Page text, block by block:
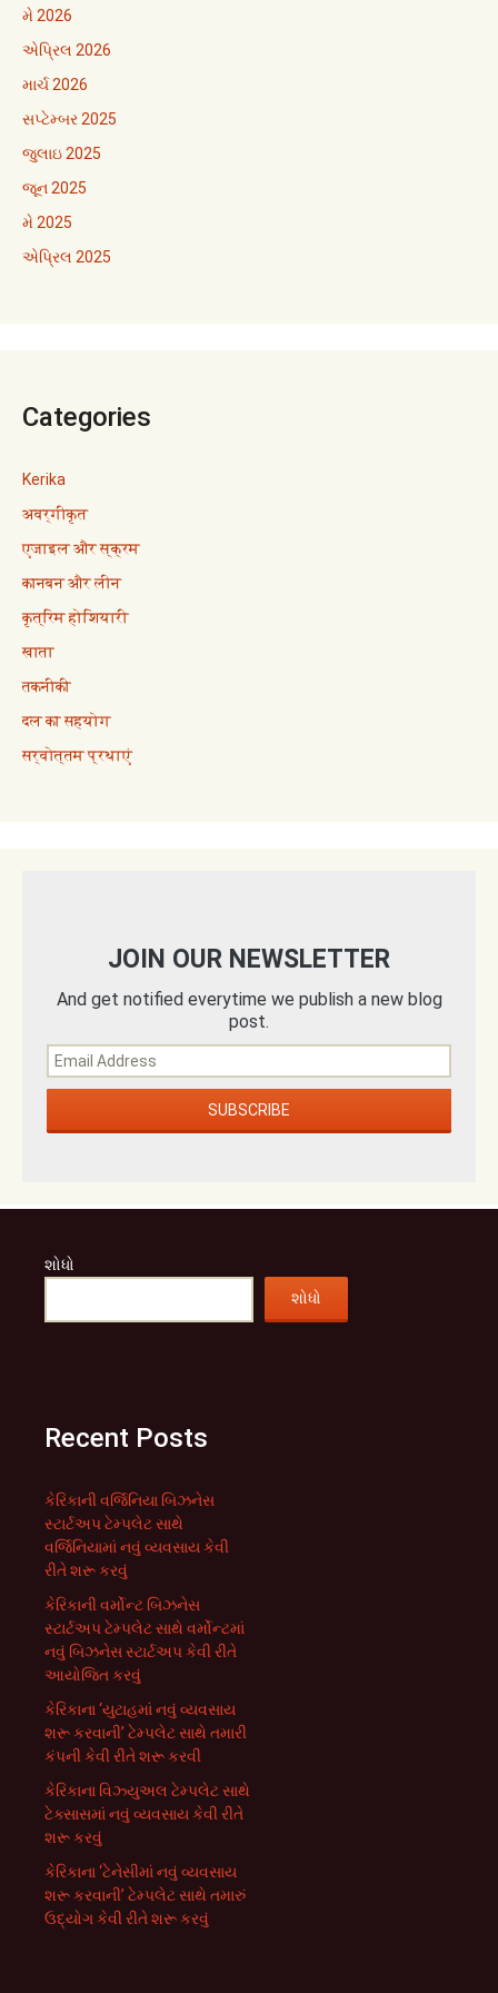
મે 2026
એપ્રિલ 2026
માર્ચ 2026
સપ્ટેમ્બર 2025
જુલાઇ 2025
જૂન 2025
મે 2025
એપ્રિલ 2025
Categories
Kerika
अवर्गीकृत
एजाइल और स्क्रम
कानबन और लीन
कृत्रिम होशियारी
खाता
तकनीकी
दल का सहयोग
सर्वोत्तम प्रथाएं
JOIN OUR NEWSLETTER
And get notified everytime we publish a new blog
post.
શોધો
શોધો
Recent Posts
કેરિકાની વર્જિનિયા બિઝનેસ
સ્ટાર્ટઅપ ટેમ્પલેટ સાથે
વર્જિનિયામાં નવું વ્યવસાય કેવી
રીતે શરૂ કરવું
કેરિકાની વર્મોન્ટ બિઝનેસ
સ્ટાર્ટઅપ ટેમ્પલેટ સાથે વર્મોન્ટમાં
નવું બિઝનેસ સ્ટાર્ટઅપ કેવી રીતે
આયોજિત કરવું
કેરિકાના ‘યુટાહમાં નવું વ્યવસાય
શરૂ કરવાની’ ટેમ્પલેટ સાથે તમારી
કંપની કેવી રીતે શરૂ કરવી
કેરિકાના વિઝ્યુઅલ ટેમ્પલેટ સાથે
ટેક્સાસમાં નવું વ્યવસાય કેવી રીતે
શરૂ કરવું
કેરિકાના ‘ટેનેસીમાં નવું વ્યવસાય
શરૂ કરવાની’ ટેમ્પલેટ સાથે તમારું
ઉદ્યોગ કેવી રીતે શરૂ કરવું